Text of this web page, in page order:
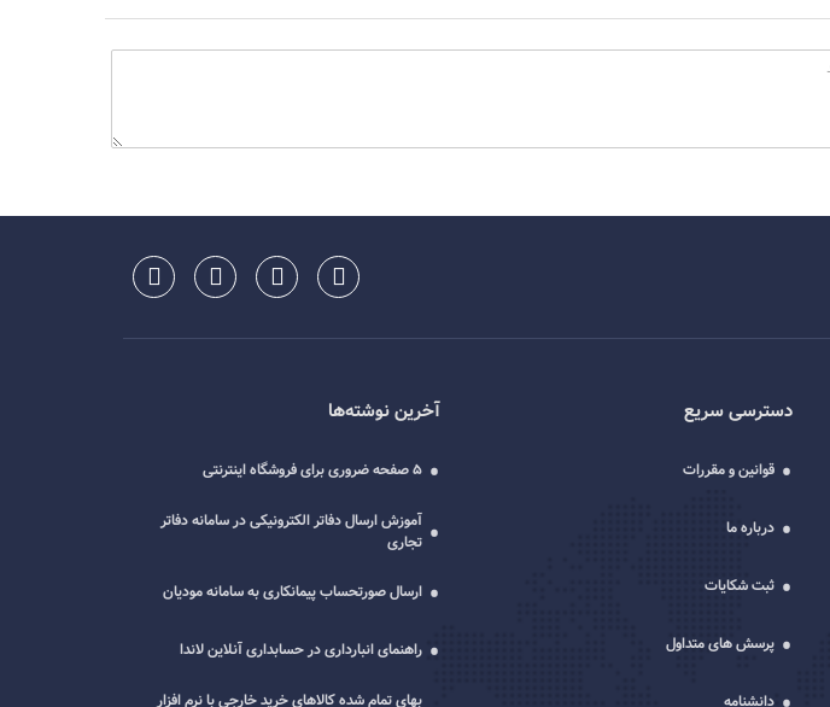
دسترسی سریع
قوانین و مقررات
درباره ما
ثبت شکایات
پرسش های متداول
دانشنامه
آخرین نوشته‌ها
5 صفحه ضروری برای فروشگاه اینترنتی
آموزش ارسال دفاتر الکترونیکی در سامانه دفاتر
تجاری
ارسال صورتحساب پیمانکاری به سامانه مودیان
راهنمای انبارداری در حسابداری آنلاین لاندا
بهای تمام شده کالاهای خرید خارجی با نرم افزار